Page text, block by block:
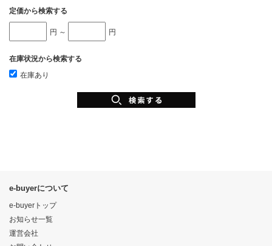
定価から検索する
円 ～ 円
在庫状況から検索する
在庫あり
e-buyerについて
e-buyerトップ
お知らせ一覧
運営会社